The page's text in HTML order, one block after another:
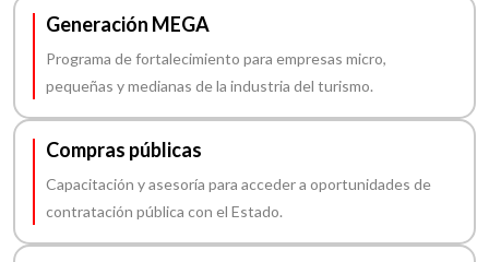
Generación MEGA
Programa de fortalecimiento para empresas micro,
pequeñas y medianas de la industria del turismo.
Compras públicas
Capacitación y asesoría para acceder a oportunidades de
contratación pública con el Estado.